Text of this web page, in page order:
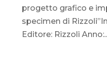
progetto grafico e
specimen di
Editore: Rizzoli